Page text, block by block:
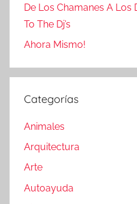
De Los Chamanes A Los
To The Dj’s
Ahora Mismo!
Categorías
Animales
Arquitectura
Arte
Autoayuda